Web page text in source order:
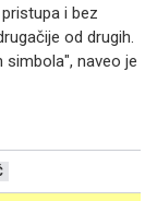
i bez
od drugih.
naveo je